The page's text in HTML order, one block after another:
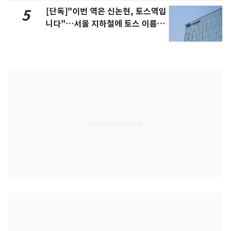
5
[단독]"이번 역은 신논현, 토스역입
니다"…서울 지하철에 토스 이름